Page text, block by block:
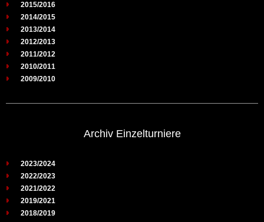
2015/2016
2014/2015
2013/2014
2012/2013
2011/2012
2010/2011
2009/2010
Archiv Einzelturniere
2023/2024
2022/2023
2021/2022
2019/2021
2018/2019